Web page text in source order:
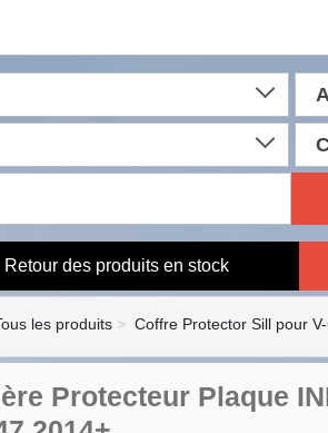
Retour des produits en stock
les produits Coffre Protector Sill pour
Protecteur Plaque